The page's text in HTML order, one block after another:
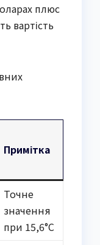
плюс
вартість
Примітка
Точне
значення
при 15,6°C